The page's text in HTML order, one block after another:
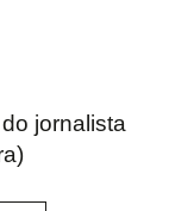
jornalista